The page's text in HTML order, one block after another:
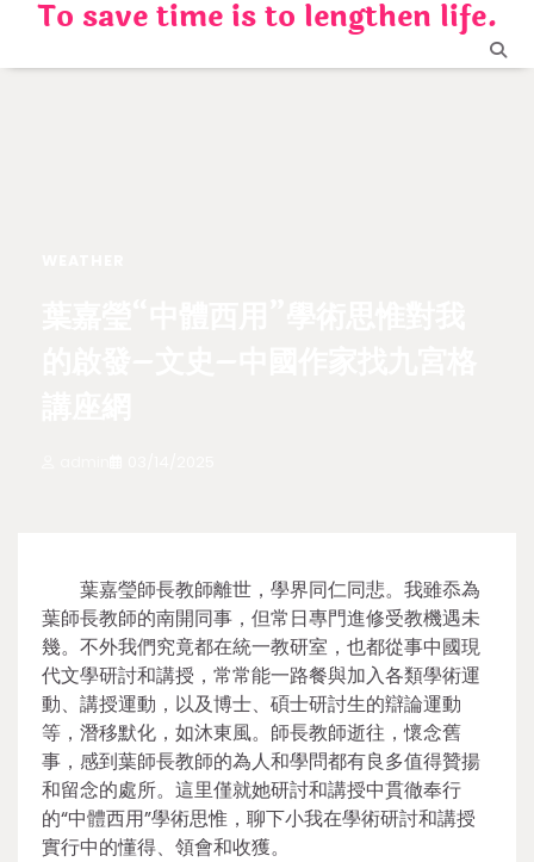
content
To save time is to lengthen life.
葉嘉瑩師長教師離世，學界同仁同悲。我雖忝為
葉師長教師的南開同事，但常日專門進修受教機遇未
幾。不外我們究竟都在統一教研室，也都從事中國現
代文學研討和講授，常常能一路餐與加入各類學術運
動、講授運動，以及博士、碩士研討生的辯論運動
等，潛移默化，如沐東風。師長教師逝往，懷念舊
事，感到葉師長教師的為人和學問都有良多值得贊揚
和留念的處所。這里僅就她研討和講授中貫徹奉行
的“中體西用”學術思惟，聊下小我在學術研討和講授
實行中的懂得、領會和收獲。